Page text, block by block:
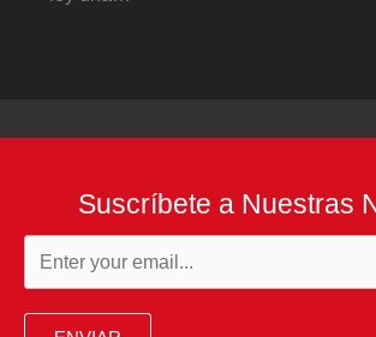
Suscríbete a Nuestras